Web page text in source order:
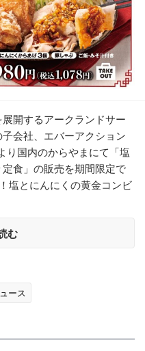
開するアークランドサー
会社、エバーアクション
り国内のからやまにて「塩
食」の販売を期間限定で
塩とにんにくの黄金コンビ
む
ース